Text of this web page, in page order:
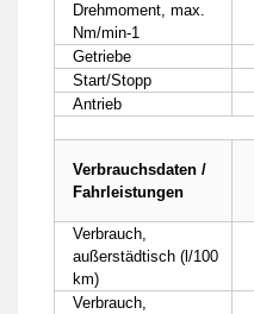
Drehmoment, max.
Nm/min-1
Getriebe
Start/Stopp
Antrieb
Verbrauchsdaten /
Fahrleistungen
Verbrauch,
außerstädtisch (l/100
km)
Verbrauch,